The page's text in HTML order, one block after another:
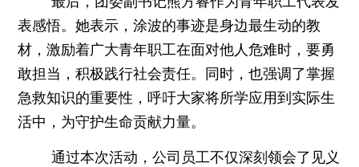
表感悟。她表示，涂波的事迹是身边最生动的教
材，激励着广大青年职工在面对他人危难时，要勇
敢担当，积极践行社会责任。同时，也强调了掌握
急救知识的重要性，呼吁大家将所学应用到实际生
活中，为守护生命贡献力量。
通过本次活动，公司员工不仅深刻领会了见义